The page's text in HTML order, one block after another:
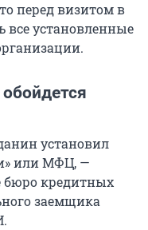
перед визитом в
все установленные
установил
или МФЦ, —
бюро кредитных
заемщика